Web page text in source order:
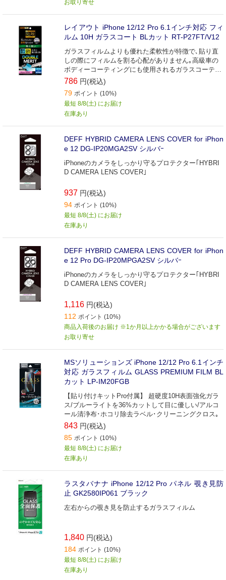
お取り寄せ
レイアウト iPhone 12/12 Pro 6.1インチ対応 フィ
ルム 10H ガラスコート BLカット RT-P27FT/V12
ガラスフィルムよりも優れた柔軟性が特徴で､貼り直
しの際にフィルムを割る心配がありません｡高級車の
ボディーコーティングにも使用されるガラスコーティ
ングにより超硬度10Hを実現｡
786 円(税込)
79 ポイント (10%)
最短 8/8(土) にお届け
在庫あり
DEFF HYBRID CAMERA LENS COVER for iPhon
e 12 DG-IP20MGA2SV シルバｰ
iPhoneのカメラをしっかり守るプロテクター｢HYBRI
D CAMERA LENS COVER｣
937 円(税込)
94 ポイント (10%)
最短 8/8(土) にお届け
在庫あり
DEFF HYBRID CAMERA LENS COVER for iPhon
e 12 Pro DG-IP20MPGA2SV シルバｰ
iPhoneのカメラをしっかり守るプロテクター｢HYBRI
D CAMERA LENS COVER｣
1,116 円(税込)
112 ポイント (10%)
商品入荷後のお届け ※1か月以上かかる場合がございます
お取り寄せ
MSソリューションズ iPhone 12/12 Pro 6.1インチ
対応 ガラスフィルム GLASS PREMIUM FILM BL
カット LP-IM20FGB
【貼り付けキットPro付属】 超硬度10H表面強化ガラ
ス/ブルーライトを36%カットして目に優しい/アルコ
ール清浄布･ホコリ除去ラベル･クリーニングクロス｡
843 円(税込)
85 ポイント (10%)
最短 8/8(土) にお届け
在庫あり
ラスタバナナ iPhone 12/12 Pro パネル 覗き見防
止 GK2580IP061 ブラック
左右からの覗き見を防止するガラスフィルム
1,840 円(税込)
184 ポイント (10%)
最短 8/8(土) にお届け
在庫あり